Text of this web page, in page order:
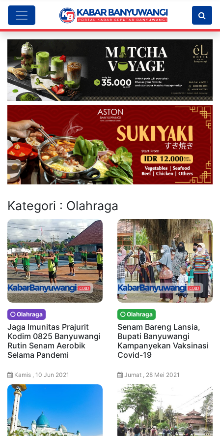
Kategori : Olahraga
Olahraga
Jaga Imunitas Prajurit
Kodim 0825 Banyuwangi
Rutin Senam Aerobik
Selama Pandemi
Kamis , 10 Jun 2021
Olahraga
Senam Bareng Lansia,
Bupati Banyuwangi
Kampanyekan Vaksinasi
Covid-19
Jumat , 28 Mei 2021